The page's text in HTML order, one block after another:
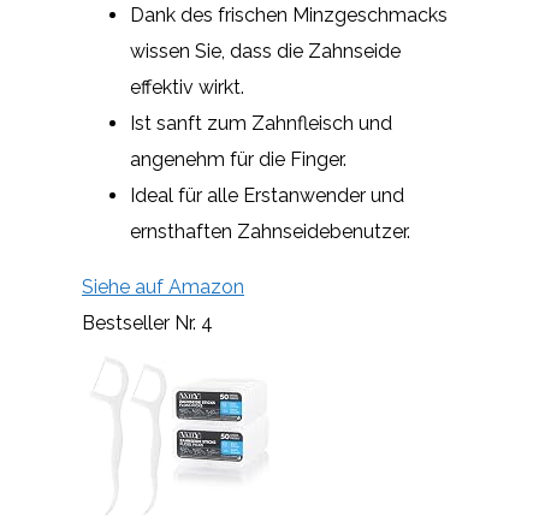
Dank des frischen Minzgeschmacks
wissen Sie, dass die Zahnseide
effektiv wirkt.
Ist sanft zum Zahnfleisch und
angenehm für die Finger.
Ideal für alle Erstanwender und
ernsthaften Zahnseidebenutzer.
Siehe auf Amazon
Bestseller Nr. 4